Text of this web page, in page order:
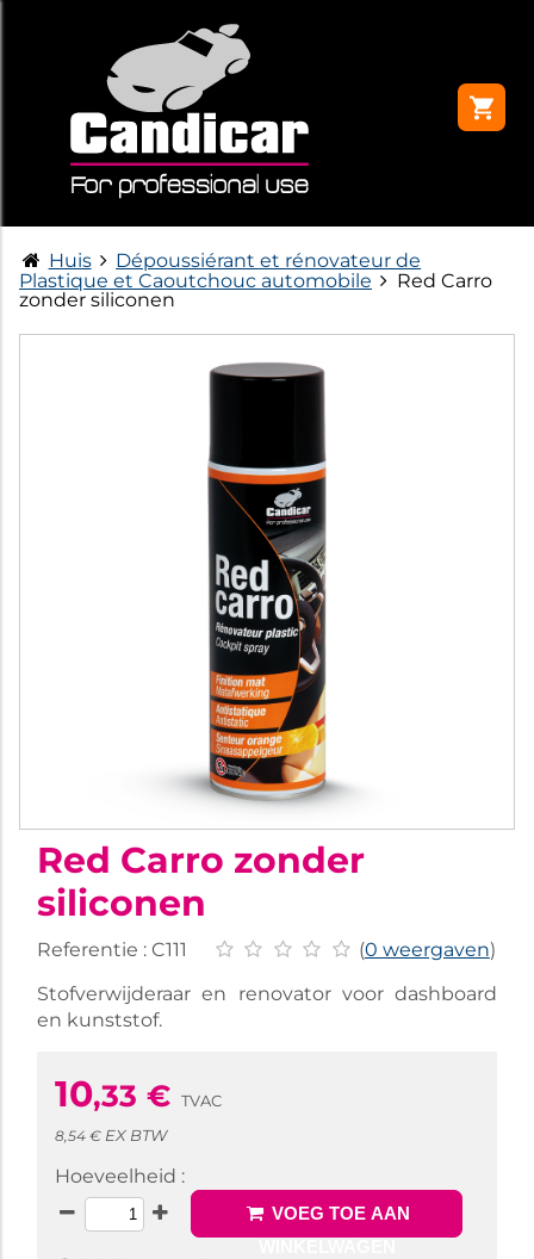
Huis
Dépoussiérant et rénovateur de
Plastique et Caoutchouc automobile
Red Carro
zonder siliconen
Red Carro zonder
siliconen
Referentie : C111 (0 weergaven)
Stofverwijderaar en renovator voor dashboard
en kunststof.
10,33 € TVAC
8,54 € EX BTW
Hoeveelheid :
VOEG TOE AAN